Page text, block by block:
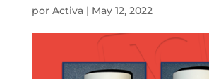
por Activa| May 12, 2022